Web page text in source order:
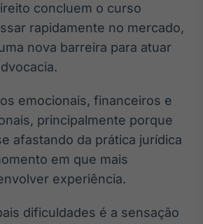
Widgets
Componentes
funcionalidades
Broadcast
Wallboard
Conteúdos e
dados para
concluem o curso
rapidamente no mercado,
nova barreira para atuar
emocionais, financeiros e
principalmente porque
afastando da prática jurídica
em que mais
experiência.
dificuldades é a sensação